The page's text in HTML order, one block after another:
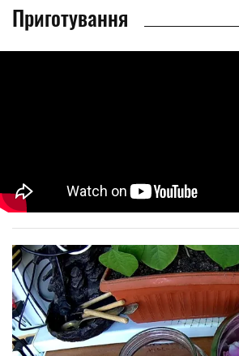
Приготування